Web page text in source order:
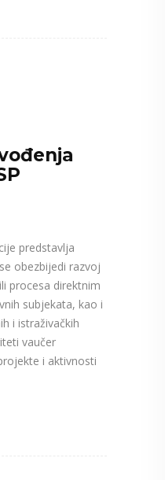
predstavlja
obezbijedi razvoj
procesa direktnim
subjekata, kao i
i istraživačkih
vaučer
i aktivnosti